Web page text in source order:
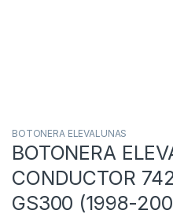
BOTONERA ELEVALUNAS
BOTONERA
CONDUCTOR
GS300 (1998-